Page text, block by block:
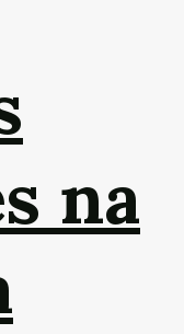
na